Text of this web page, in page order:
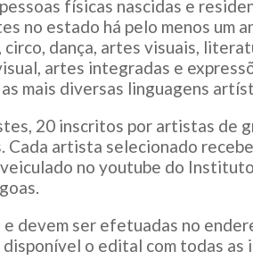
físicas nascidas e
no estado há pelo menos um
dança, artes visuais,
artes integradas e
mais diversas linguagens
20 inscritos por artistas de
Cada artista selecionado
no youtube do
devem ser efetuadas no
o edital com todas as